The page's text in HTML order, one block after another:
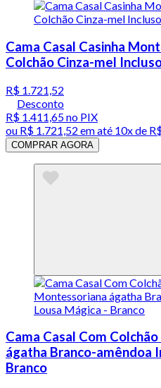
Cama Casal Casinha
Colchão Cinza-mel
R$ 1.721,52
Desconto
R$ 1.411,65no PIX
ou R$ 1.721,52 em até 10x de
COMPRAR AGORA
Cama Casal Com
ágatha Branco-amêndoa
Branco